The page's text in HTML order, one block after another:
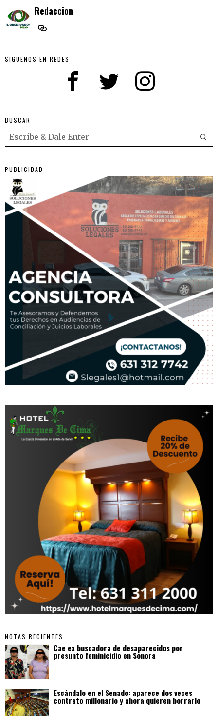
Redaccion
SIGUENOS EN REDES
BUSCAR
PUBLICIDAD
NOTAS RECIENTES
Cae ex buscadora de desaparecidos por
presunto feminicidio en Sonora
Escándalo en el Senado: aparece dos veces
contrato millonario y ahora quieren borrarlo